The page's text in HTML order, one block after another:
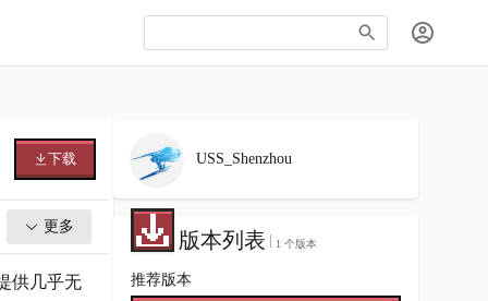
下载
更多
供几乎无
USS_Shenzhou
版本列表 1 个版本
推荐版本